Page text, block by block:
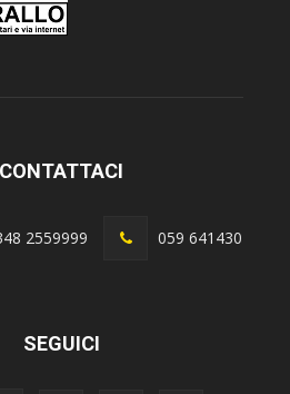
CONTATTACI
2559999 059 641430
SEGUICI